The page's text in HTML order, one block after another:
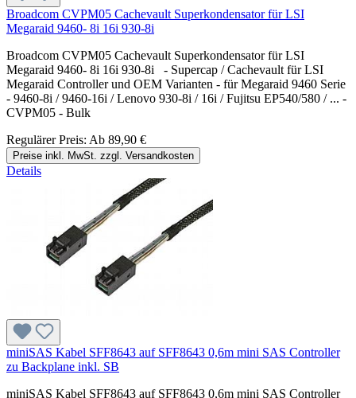
Broadcom CVPM05 Cachevault Superkondensator für LSI
Megaraid 9460- 8i 16i 930-8i
Broadcom CVPM05 Cachevault Superkondensator für LSI
Megaraid 9460- 8i 16i 930-8i - Supercap / Cachevault für LSI
Megaraid Controller und OEM Varianten - für Megaraid 9460 Serie
- 9460-8i / 9460-16i / Lenovo 930-8i / 16i / Fujitsu EP540/580 / ... -
CVPM05 - Bulk
Regulärer Preis: Ab 89,90 €
Preise inkl. MwSt. zzgl. Versandkosten
Details
miniSAS Kabel SFF8643 auf SFF8643 0,6m mini SAS Controller
zu Backplane inkl. SB
miniSAS Kabel SFF8643 auf SFF8643 0,6m mini SAS Controller